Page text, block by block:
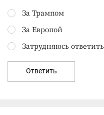
За Трампом
За Европой
Затрудняюсь ответить
Ответить